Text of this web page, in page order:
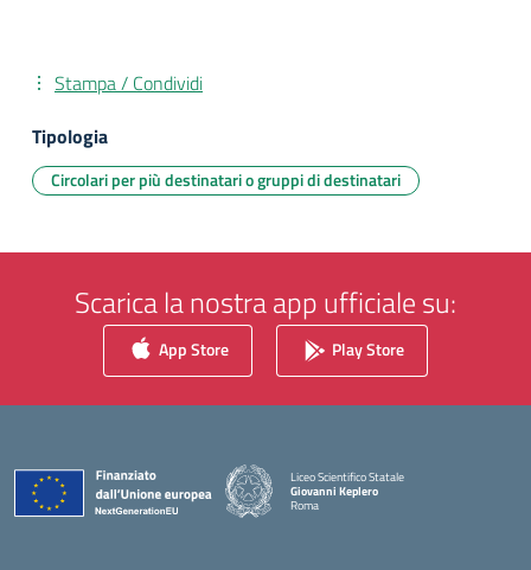
Stampa / Condividi
Tipologia
Circolari per più destinatari o gruppi di destinatari
Scarica la nostra app ufficiale su:
App Store Play Store
Liceo Scientifico Statale
Giovanni Keplero
Roma